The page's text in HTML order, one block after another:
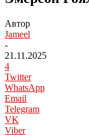
Автор
Jameel
-
21.11.2025
4
Twitter
WhatsApp
Email
Telegram
VK
Viber